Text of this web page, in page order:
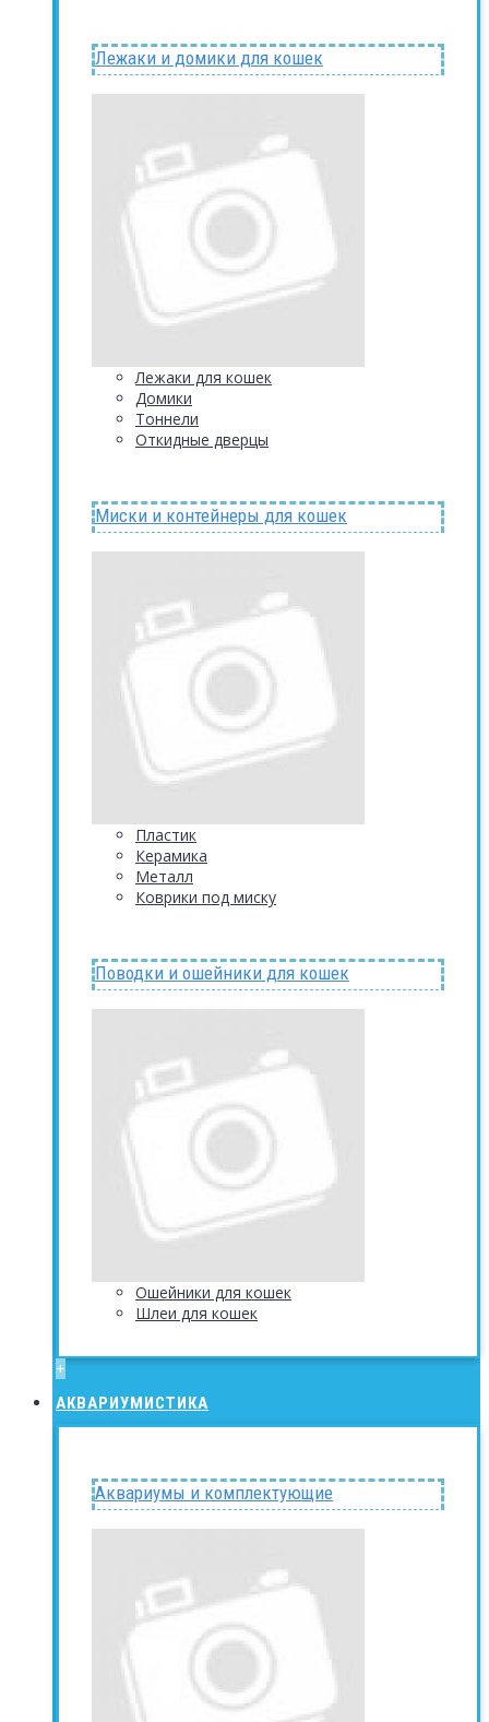
Лежаки и домики для кошек
Лежаки для кошек
Домики
Тоннели
Откидные дверцы
Миски и контейнеры для кошек
Пластик
Керамика
Металл
Коврики под миску
Поводки и ошейники для кошек
Ошейники для кошек
Шлеи для кошек
+
АКВАРИУМИСТИКА
Аквариумы и комплектующие